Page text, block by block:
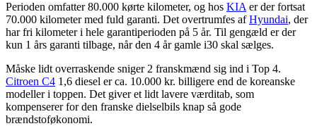
Perioden omfatter 80.000 kørte kilometer, og hos KIA er der fortsat
70.000 kilometer med fuld garanti. Det overtrumfes afHyundai, der
har fri kilometer i hele garantiperioden på 5 år. Til gengæld er der
kun 1 års garanti tilbage, når den 4 år gamle i30 skal sælges.
Måske lidt overraskende sniger 2 franskmænd sig ind i Top 4.
Citroen C4 1,6 diesel er ca. 10.000 kr. billigere end de koreanske
modeller i toppen. Det giver et lidt lavere værditab, som
kompenserer for den franske dielselbils knap så gode
brændstoføkonomi.